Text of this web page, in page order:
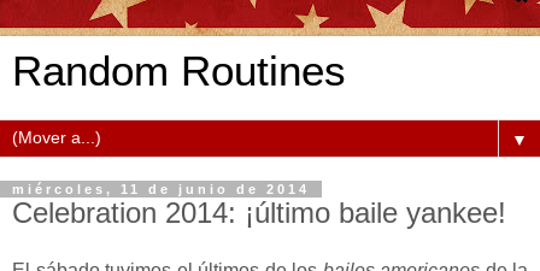
Random Routines
▼
miércoles, 11 de junio de 2014
Celebration 2014: ¡último baile yankee!